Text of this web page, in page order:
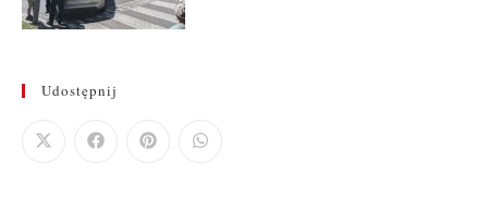
Udostępnij